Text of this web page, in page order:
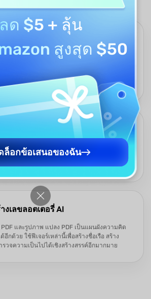
ตเตอรี่ UPDF AI คุณสามารถปรับการเลือกตัวเลข
เพื่อสร้างชุดตัวเลขลอตเตอรี่ที่ฉลาด สุ่ม และไม่
เพื่อคุณโดยเฉพาะ
งใช้ฟีเจอร์ฟรีได้ 100 ครั้ง ไม่ต้องสมัครสำหรับ 100
างเลขลอตเตอรี่ได้อย่างง่ายดายและสำรวจเครื่อง
ด้วย AI ได้โดยไม่มีข้อผูกมัด
งเลขลอตเตอรี่ AI
และรูปภาพ แปลง PDF เป็นแผนผังความคิด
อีกด้วย ใช้ฟีเจอร์เหล่านี้เพื่อสร้างชื่อเรือ สร้าง
วจความเป็นไปได้เชิงสร้างสรรค์อีกมากมาย
ลด $5 + ลุ้น
สูงสุด $50
ล็อกข้อเสนอของฉัน